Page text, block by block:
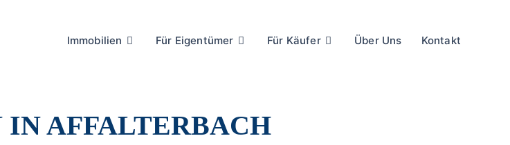
Immobilien Für Eigentümer Für Käufer Über Uns Kontakt
AFFALTERBACH